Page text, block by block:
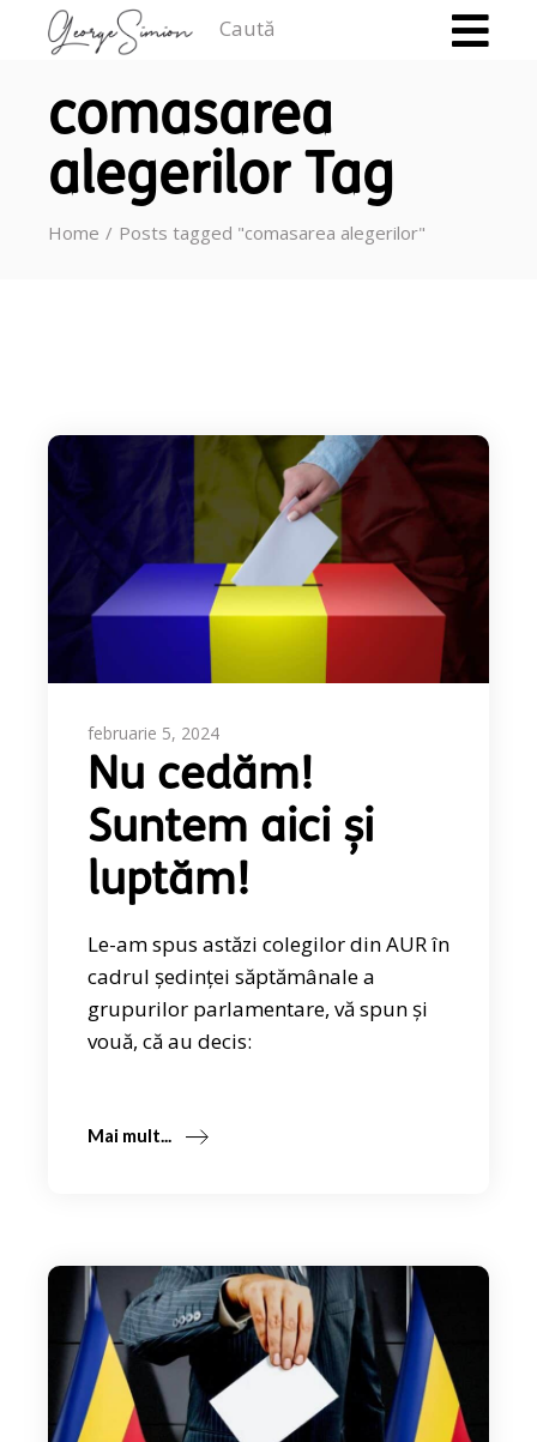
comasarea
alegerilor Tag
Home Posts tagged "comasarea alegerilor"
februarie 5, 2024
Nu cedăm!
Suntem aici și
luptăm!
Le-am spus astăzi colegilor din AUR în
cadrul ședinței săptămânale a
grupurilor parlamentare, vă spun și
vouă, că au decis:
Mai mult...